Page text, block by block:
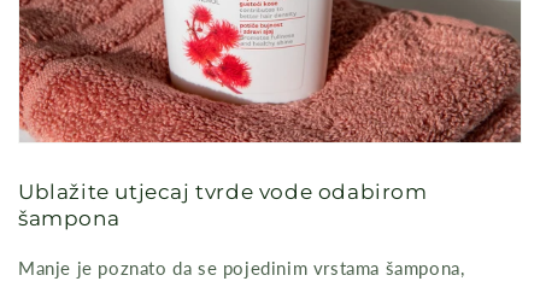
Ublažite utjecaj tvrde vode odabirom
šampona
Manje je poznato da se pojedinim vrstama šampona,